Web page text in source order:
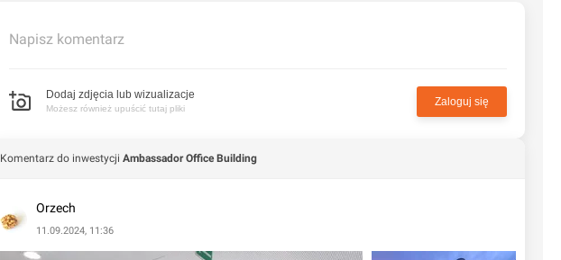
Napisz komentarz
Dodaj zdjęcia lub wizualizacje
Możesz również upuścić tutaj pliki
Zaloguj się
Komentarz do inwestycji Ambassador Office Building
Orzech
11.09.2024, 11:36